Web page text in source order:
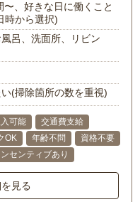
、好きな日に働くこと
時から選択)
呂、洗面所、リビン
(掃除箇所の数を重視)
可能
交通費支給
OK 年齢不問
資格不要
センティブあり
見る